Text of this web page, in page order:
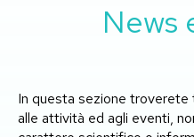
News
In questa sezione
alle attività ed agli eventi,